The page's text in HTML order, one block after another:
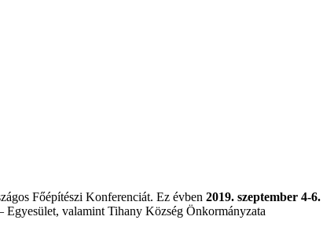
Főépítészi Konferenciát. Ez évben 2019. szeptember 4-6.
valamint Tihany Község Önkormányzata